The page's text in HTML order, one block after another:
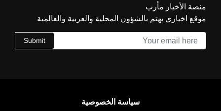
منصة الأخبار مأرب
موقع اخباري يهتم بالشؤون المحلية والعربية والعالمية
Submit
سياسة الخصوصية